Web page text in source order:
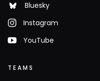
Bluesky
Instagram
YouTube
TEAMS